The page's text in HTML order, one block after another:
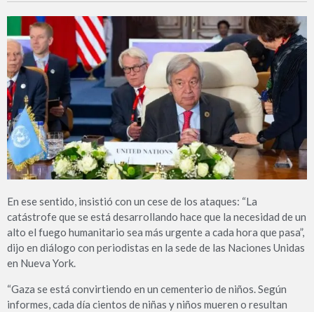
En ese sentido, insistió con un cese de los ataques: “La
catástrofe que se está desarrollando hace que la necesidad de un
alto el fuego humanitario sea más urgente a cada hora que pasa”,
dijo en diálogo con periodistas en la sede de las Naciones Unidas
en Nueva York.
“Gaza se está convirtiendo en un cementerio de niños. Según
informes, cada día cientos de niñas y niños mueren o resultan